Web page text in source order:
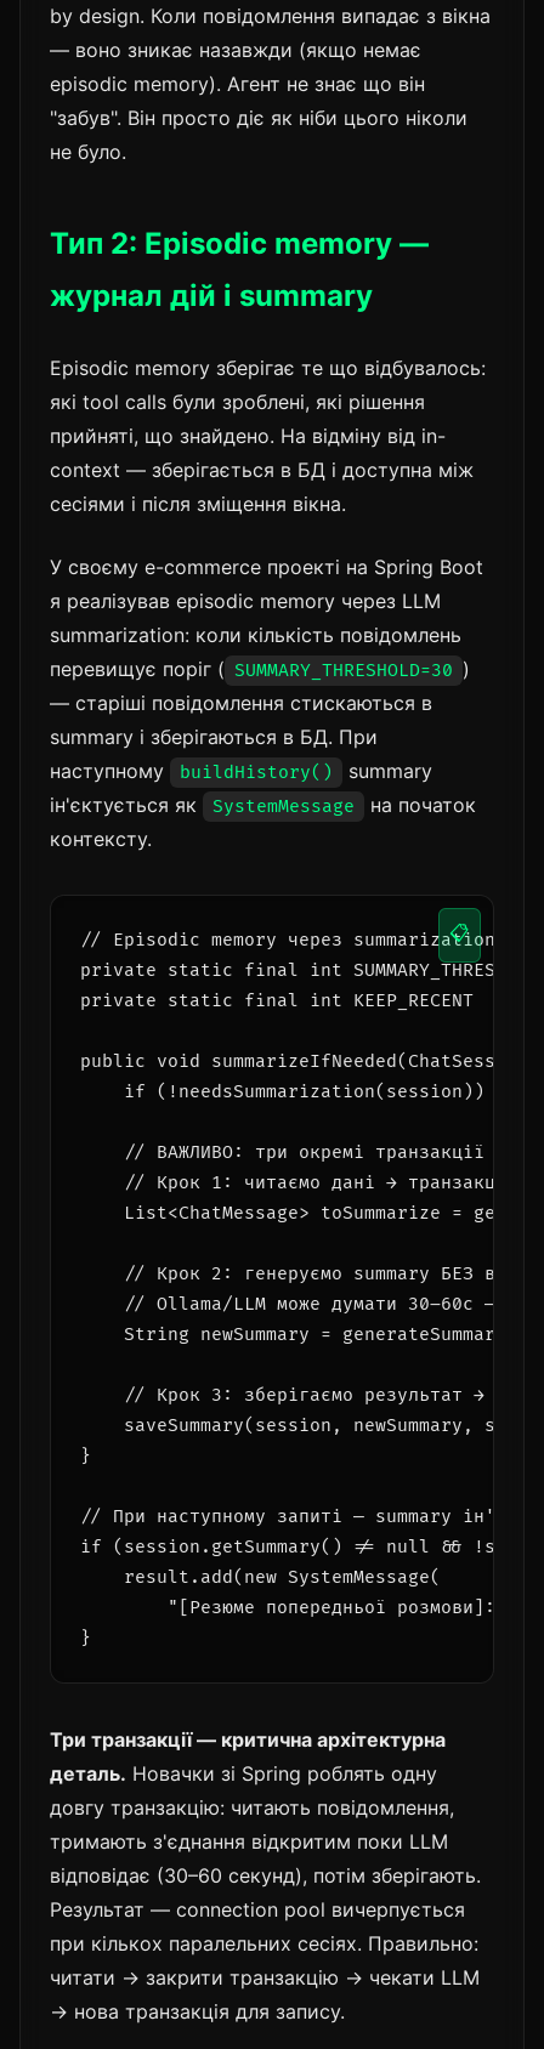
by design. Коли повідомлення випадає з вікна
— воно зникає назавжди (якщо немає
episodic memory). Агент не знає що він
"забув". Він просто діє як ніби цього ніколи
не було.
Тип 2: Episodic memory —
журнал дій і summary
Episodic memory зберігає те що відбувалось:
які tool calls були зроблені, які рішення
прийняті, що знайдено. На відміну від in-
context — зберігається в БД і доступна між
сесіями і після зміщення вікна.
У своєму e-commerce проекті на Spring Boot
я реалізував episodic memory через LLM
summarization: коли кількість повідомлень
перевищує поріг ( SUMMARY_THRESHOLD=30 )
— старіші повідомлення стискаються в
summary і зберігаються в БД. При
наступному
buildHistory()
summary
ін'єктується як
SystemMessage
на початок
контексту.
// Episodic memory через summarization —
private static final int
private static final int KEEP_RECENT
public void
if (!needsSummarization(session))
// ВАЖЛИВО: три окремі транзакції —
// Крок 1: читаємо дані → транзакція
List<ChatMessage> toSummarize =
// Крок 2: генеруємо summary БЕЗ
// Ollama/LLM може думати 30–60с — за
String newSummary =
// Крок 3: зберігаємо результат →
saveSummary(session, newSummary,
}
// При наступному запиті — summary
if (session.getSummary() != null &&
    result.add(new SystemMessage(
"[Резюме попередньої розмови]: "
📋
Три транзакції — критична архітектурна
деталь. Новачки зі Spring роблять одну
довгу транзакцію: читають повідомлення,
тримають з'єднання відкритим поки LLM
відповідає (30–60 секунд), потім зберігають.
Результат — connection pool вичерпується
при кількох паралельних сесіях. Правильно:
читати → закрити транзакцію → чекати LLM
→ нова транзакція для запису.